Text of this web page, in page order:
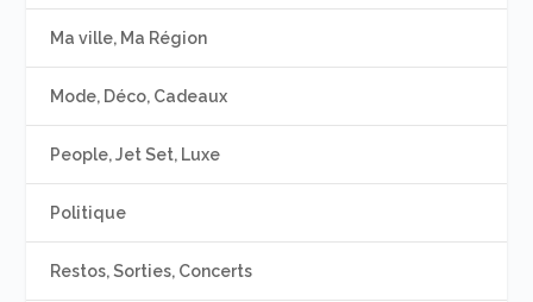
Ma ville, Ma Région
Mode, Déco, Cadeaux
People, Jet Set, Luxe
Politique
Restos, Sorties, Concerts